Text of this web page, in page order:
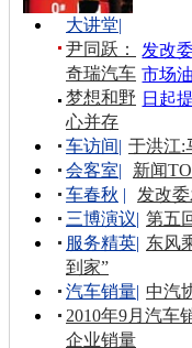
发改
市场
日起
大讲堂|
尹同跃：
奇瑞汽车
梦想和野
心并存
车访间| 于洪江:
会客室|
新闻
车春秋 |
发改
三博演议| 第五
服务精英| 东风
到家”
汽车销量| 中汽
2010年9月汽车
企业销量